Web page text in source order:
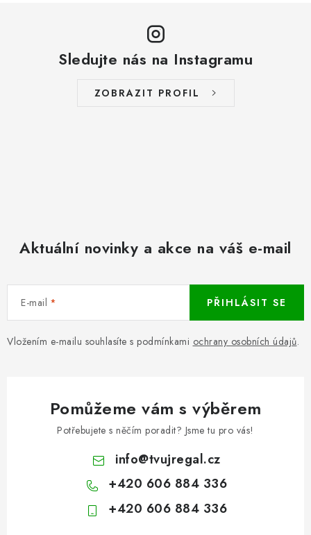
Sledujte nás na Instagramu
ZOBRAZIT PROFIL
Aktuální novinky a akce na váš e-mail
E-mail
Vložením e-mailu souhlasíte s podmínkami ochrany osobních údajů.
PŘIHLÁSIT SE
Pomůžeme vám s výběrem
Potřebujete s něčím poradit? Jsme tu pro vás!
info@tvujregal.cz
+420 606 884 336
+420 606 884 336